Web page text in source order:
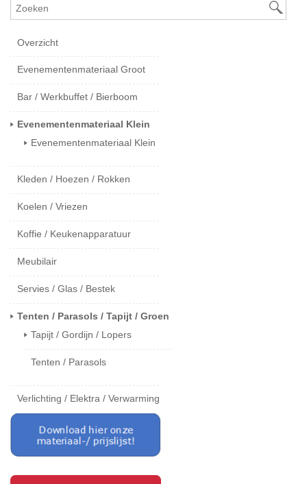
Overzicht
Evenementenmateriaal Groot
Bar / Werkbuffet / Bierboom
Evenementenmateriaal Klein
Evenementenmateriaal Klein
Kleden / Hoezen / Rokken
Koelen / Vriezen
Koffie / Keukenapparatuur
Meubilair
Servies / Glas / Bestek
Tenten / Parasols / Tapijt / Groen
Tapijt / Gordijn / Lopers
Tenten / Parasols
Verlichting / Elektra / Verwarming